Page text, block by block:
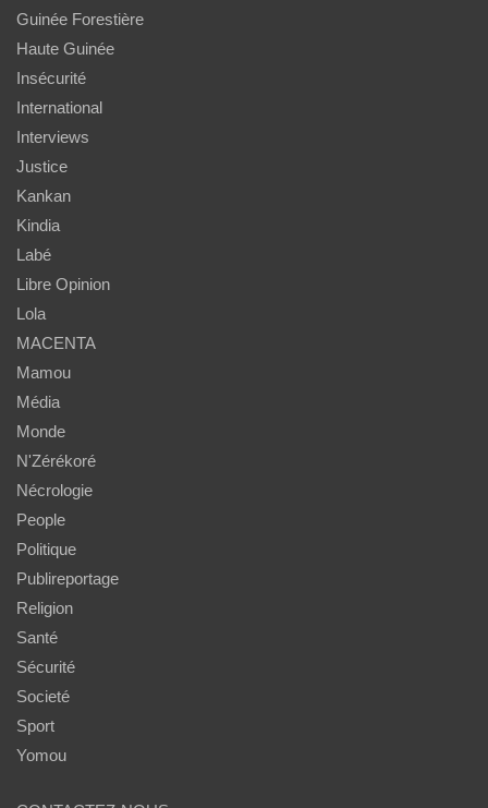
Guinée Forestière
Haute Guinée
Insécurité
International
Interviews
Justice
Kankan
Kindia
Labé
Libre Opinion
Lola
MACENTA
Mamou
Média
Monde
N'Zérékoré
Nécrologie
People
Politique
Publireportage
Religion
Santé
Sécurité
Societé
Sport
Yomou